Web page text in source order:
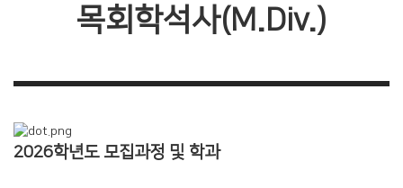
목회학석사(M.Div.)
2026학년도 모집과정 및 학과